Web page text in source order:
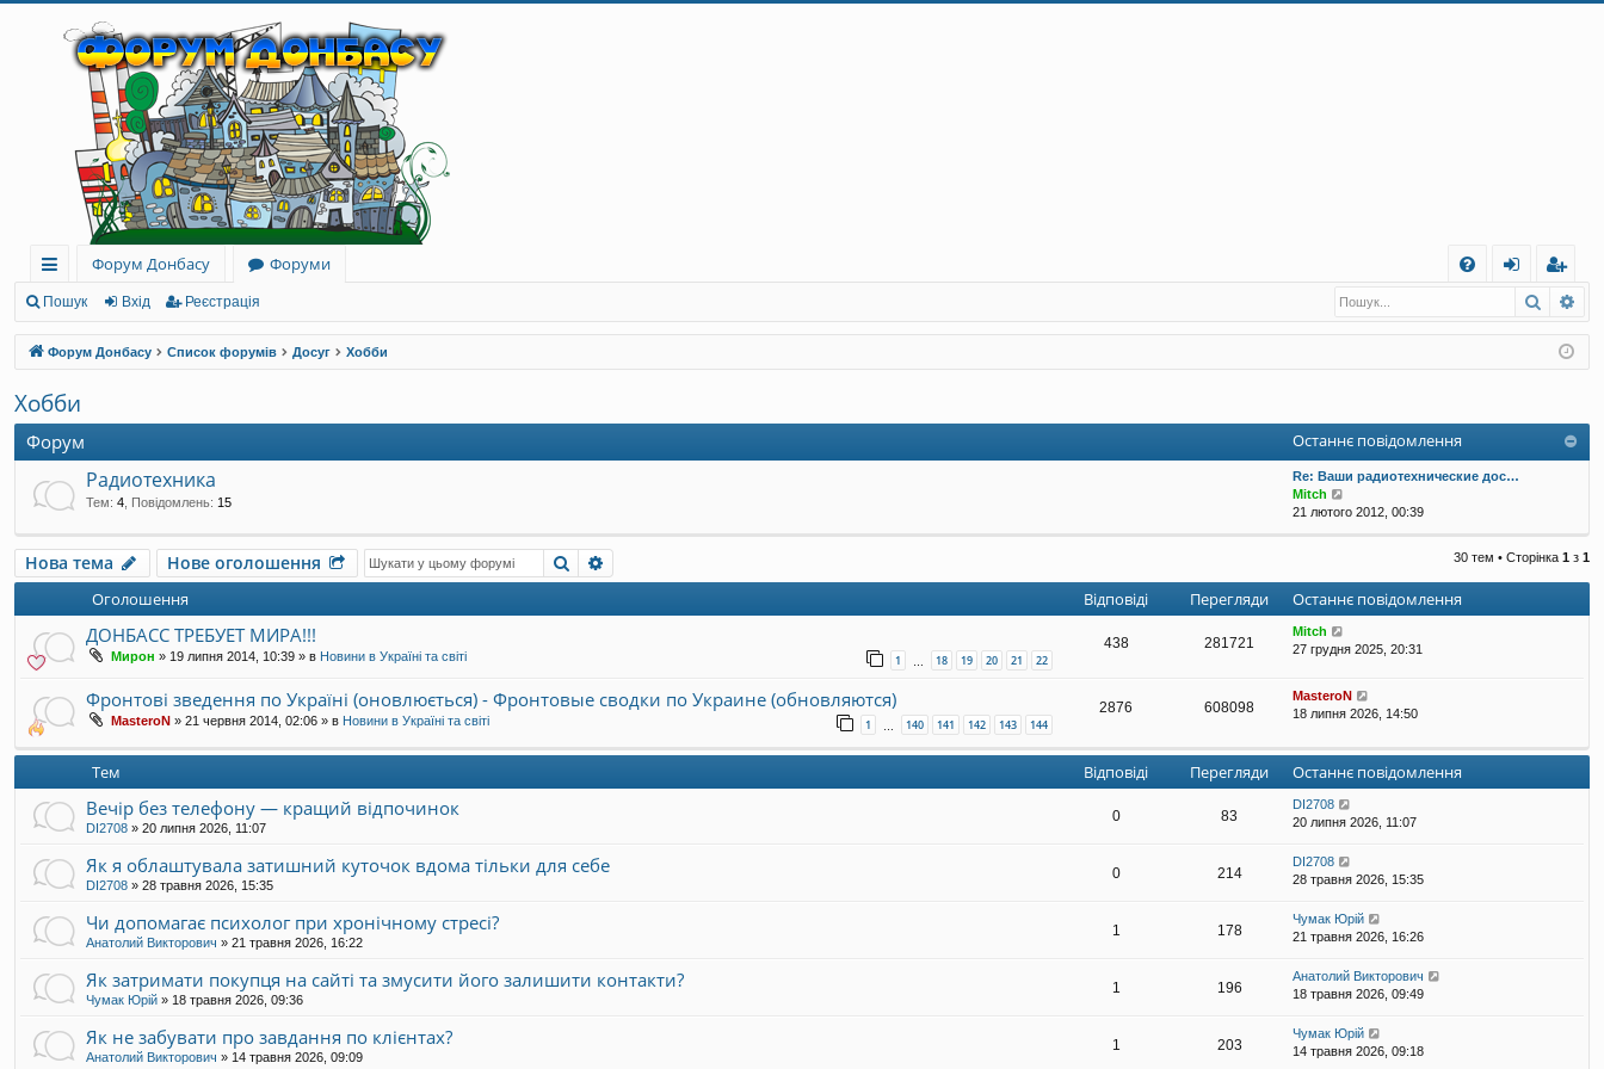
ви
дк
и
й
до
ст
Форум Донбасу
Форуми
о
п
ог
д
еє
ст
ра
Пошук Вхід Реєстрація Пошук
Форум Донбасу Список форумів Досуг Хобби
Хобби
Форум Останнє повідомлення
Радиотехника
Тем: 4 Повідомлень: 15
Re: Ваши радиотехнические дос…
Mitch
е
л
я
н
т
о
с
н
є
п
і
д
м
л
н
н
21 лютого 2012, 00:39
Нова тема Нове оголошення Пошук 30 тем • Сторінка 1 з 1
Оголошення Відповіді Перегляди Останнє повідомлення
ДОНБАСС ТРЕБУЕТ МИРА!!!
Мирон » 19 липня 2014, 10:39 » в Новини в Україні та світі 1 … 18 19 20 21 22
438 281721
Mitch
27 грудня 2025, 20:31
Фронтові зведення по Україні (оновлюється) - Фронтовые сводки по Украине (обновляются)
MasteroN » 21 червня 2014, 02:06 » в Новини в Україні та світі 1 … 140 141 142 143 144
2876 608098
MasteroN
18 липня 2026, 14:50
Тем Відповіді Перегляди Останнє повідомлення
Вечір без телефону — кращий відпочинок
DI2708 » 20 липня 2026, 11:07
0 83
DI2708
20 липня 2026, 11:07
Як я облаштувала затишний куточок вдома тільки для себе
DI2708 » 28 травня 2026, 15:35
0 214
DI2708
28 травня 2026, 15:35
Чи допомагає психолог при хронічному стресі?
Анатолий Викторович » 21 травня 2026, 16:22
1 178
Чумак Юрій
21 травня 2026, 16:26
Як затримати покупця на сайті та змусити його залишити контакти?
Чумак Юрій » 18 травня 2026, 09:36
1 196
Анатолий Викторович
18 травня 2026, 09:49
Як не забувати про завдання по клієнтах?
Анатолий Викторович » 14 травня 2026, 09:09
1 203
Чумак Юрій
14 травня 2026, 09:18